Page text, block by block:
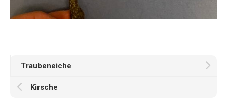
Traubeneiche
Kirsche